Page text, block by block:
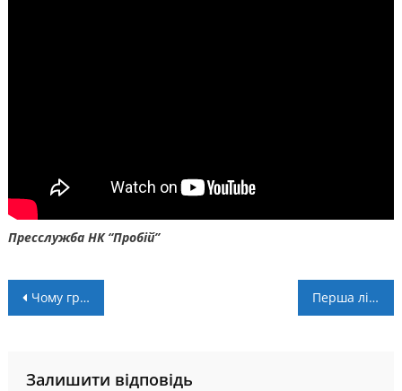
Пресслужба НК “Пробій”
Навігація
Чому гречка залишається одним ізнайпопулярніших гарнірів? Перша ліга: склад учасників сезону 2026/27
Залишити відповідь